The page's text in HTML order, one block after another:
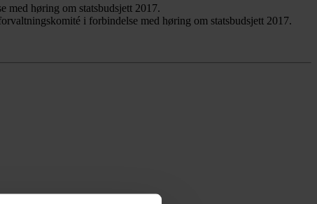
med høring om statsbudsjett 2017.
i forbindelse med høring om statsbudsjett 2017.